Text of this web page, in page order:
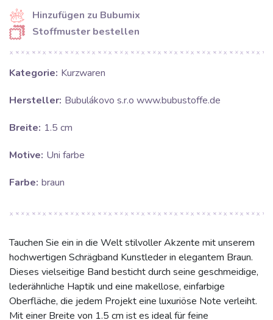
Hinzufügen zu Bubumix
Stoffmuster bestellen
Kategorie: Kurzwaren
Hersteller: Bubulákovo s.r.o www.bubustoffe.de
Breite: 1.5 cm
Motive: Uni farbe
Farbe: braun
Tauchen Sie ein in die Welt stilvoller Akzente mit unserem
hochwertigen Schrägband Kunstleder in elegantem Braun.
Dieses vielseitige Band besticht durch seine geschmeidige,
lederähnliche Haptik und eine makellose, einfarbige
Oberfläche, die jedem Projekt eine luxuriöse Note verleiht.
Mit einer Breite von 1.5 cm ist es ideal für feine